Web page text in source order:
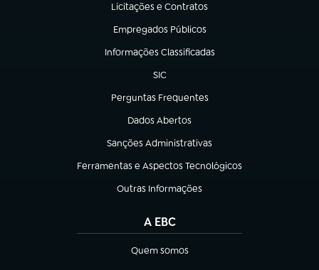
Licitações e Contratos
(abre em nova aba)
Empregados Públicos
(abre em nova aba)
Informações Classificadas
(abre em nova aba)
SIC
(abre em nova aba)
Perguntas Frequentes
(abre em nova aba)
Dados Abertos
(abre em nova aba)
Sanções Administrativas
(abre em nova aba)
Ferramentas e Aspectos Tecnológicos
(abre em nova aba)
Outras Informações
(abre em nova aba)
A EBC
Quem somos
(abre em nova aba)